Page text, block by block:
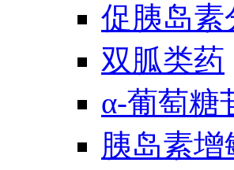
促胰岛素
双胍类药
α-葡萄糖
胰岛素增